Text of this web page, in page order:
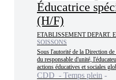
Éducatrice
(H/F)
ETABLISSEMENT DEPART.
SOISSONS
Sous l'autorité de la Direction
du responsable d'unité,
actions éducatives et sociales
CDD - Temps plein